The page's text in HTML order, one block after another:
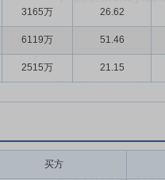
3165万 26.62
6119万 51.46
2515万 21.15
买方